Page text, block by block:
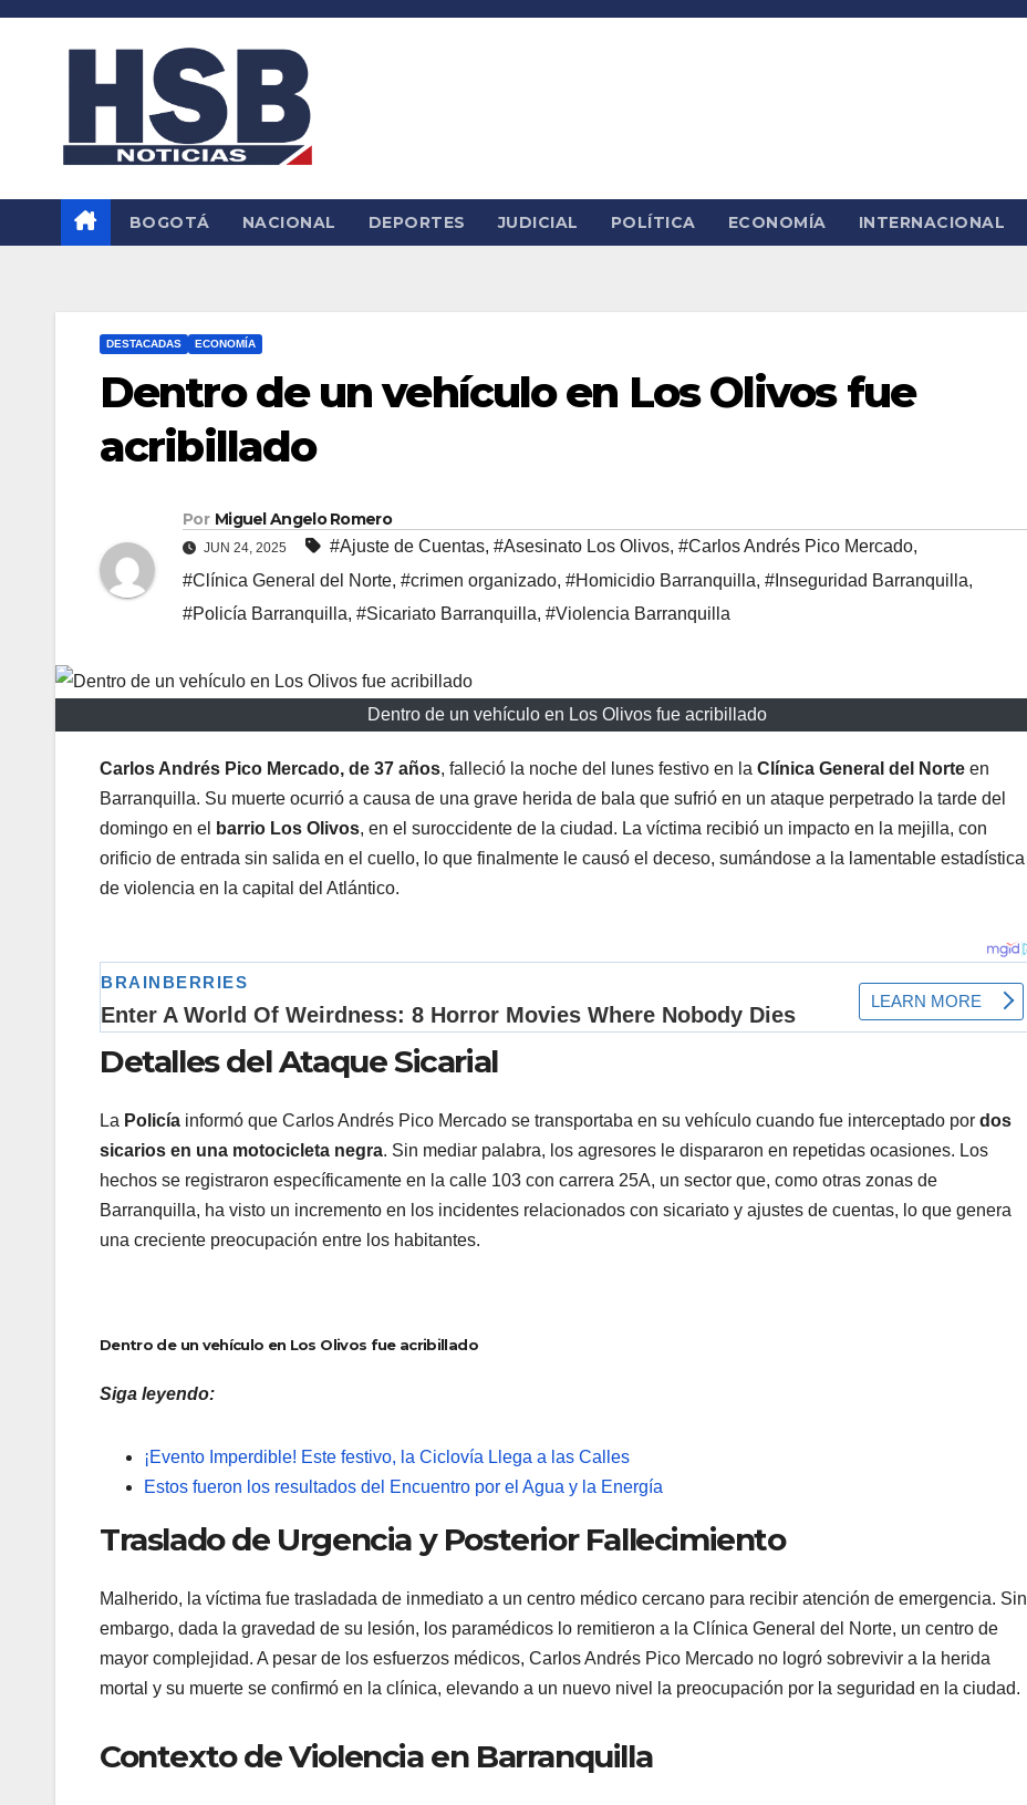
Saltar
BOGOTÁ NACIONAL DEPORTES JUDICIAL POLÍTICA ECONOMÍA INTERNACIONAL
DESTACADAS ECONOMÍA
Dentro de un vehículo en Los Olivos fue
acribillado
Por Miguel Angelo Romero
JUN 24, 2025 #Ajuste de Cuentas, #Asesinato Los Olivos, #Carlos Andrés Pico Mercado,
#Clínica General del Norte, #crimen organizado, #Homicidio Barranquilla, #Inseguridad Barranquilla,
#Policía Barranquilla, #Sicariato Barranquilla, #Violencia Barranquilla
Dentro de un vehículo en Los Olivos fue acribillado
Carlos Andrés Pico Mercado, de 37 años, falleció la noche del lunes festivo en la Clínica General del Norte en
Barranquilla. Su muerte ocurrió a causa de una grave herida de bala que sufrió en un ataque perpetrado la tarde del
domingo en el
barrio Los Olivos, en el suroccidente de la ciudad. La víctima recibió un impacto en la mejilla, con
orificio de entrada sin salida en el cuello, lo que finalmente le causó el deceso, sumándose a la lamentable estadística
de violencia en la capital del Atlántico.
Detalles del Ataque Sicarial
La Policía informó que Carlos Andrés Pico Mercado se transportaba en su vehículo cuando fue interceptado por dos
sicarios en una motocicleta negra. Sin mediar palabra, los agresores le dispararon en repetidas ocasiones. Los
hechos se registraron específicamente en la calle 103 con carrera 25A, un sector que, como otras zonas de
Barranquilla, ha visto un incremento en los incidentes relacionados con sicariato y ajustes de cuentas, lo que genera
una creciente preocupación entre los habitantes.
Dentro de un vehículo en Los Olivos fue acribillado
Siga leyendo:
¡Evento Imperdible! Este festivo, la Ciclovía Llega a las Calles
Estos fueron los resultados del Encuentro por el Agua y la Energía
Traslado de Urgencia y Posterior Fallecimiento
Malherido, la víctima fue trasladada de inmediato a un centro médico cercano para recibir atención de emergencia. Sin
embargo, dada la gravedad de su lesión, los paramédicos lo remitieron a la Clínica General del Norte, un centro de
mayor complejidad. A pesar de los esfuerzos médicos, Carlos Andrés Pico Mercado no logró sobrevivir a la herida
mortal y su muerte se confirmó en la clínica, elevando a un nuevo nivel la preocupación por la seguridad en la ciudad.
Contexto de Violencia en Barranquilla